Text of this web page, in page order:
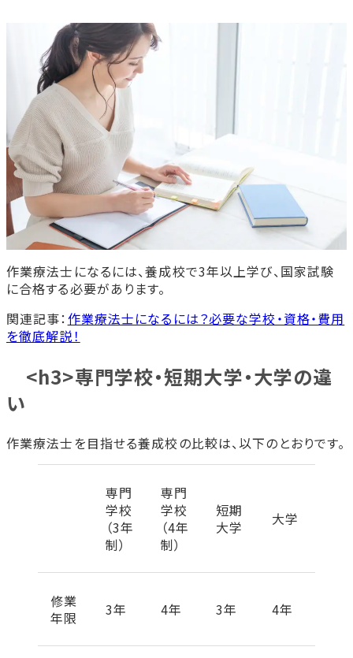
作業療法士になるには、養成校で3年以上学び、国家試験
に合格する必要があります。
関連記事：作業療法士になるには？必要な学校・資格・費用
を徹底解説！
<h3>専門学校・短期大学・大学の違
い
作業療法士を目指せる養成校の比較は、以下のとおりです。
専門
学校
（3年
制）
専門
学校
（4年
制）
短期
大学
大学
修業
年限
3年 4年 3年 4年